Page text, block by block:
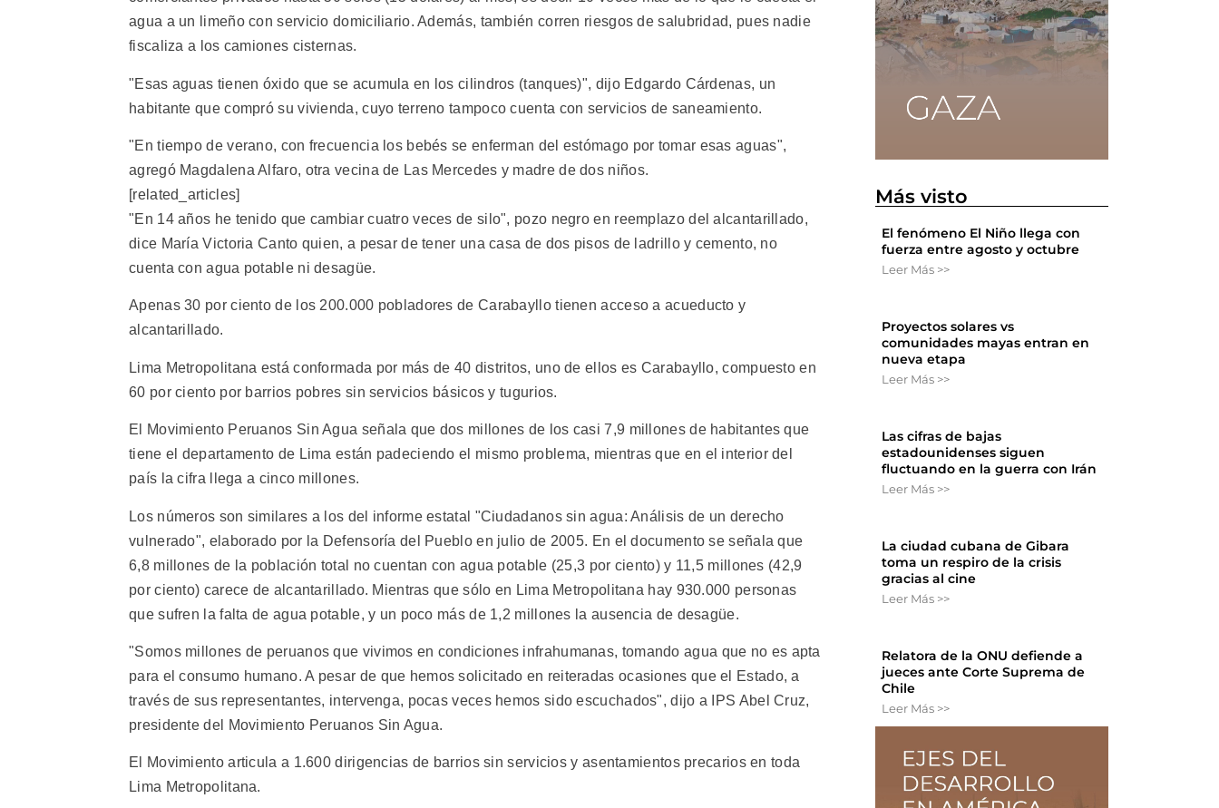
agua a un limeño con servicio domiciliario. Además, también corren riesgos de salubridad, pues nadie
fiscaliza a los camiones cisternas.
"Esas aguas tienen óxido que se acumula en los cilindros (tanques)", dijo Edgardo Cárdenas, un
habitante que compró su vivienda, cuyo terreno tampoco cuenta con servicios de saneamiento.
"En tiempo de verano, con frecuencia los bebés se enferman del estómago por tomar esas aguas",
agregó Magdalena Alfaro, otra vecina de Las Mercedes y madre de dos niños.
[related_articles]
"En 14 años he tenido que cambiar cuatro veces de silo", pozo negro en reemplazo del alcantarillado,
dice María Victoria Canto quien, a pesar de tener una casa de dos pisos de ladrillo y cemento, no
cuenta con agua potable ni desagüe.
Apenas 30 por ciento de los 200.000 pobladores de Carabayllo tienen acceso a acueducto y
alcantarillado.
Lima Metropolitana está conformada por más de 40 distritos, uno de ellos es Carabayllo, compuesto en
60 por ciento por barrios pobres sin servicios básicos y tugurios.
El Movimiento Peruanos Sin Agua señala que dos millones de los casi 7,9 millones de habitantes que
tiene el departamento de Lima están padeciendo el mismo problema, mientras que en el interior del
país la cifra llega a cinco millones.
Los números son similares a los del informe estatal "Ciudadanos sin agua: Análisis de un derecho
vulnerado", elaborado por la Defensoría del Pueblo en julio de 2005. En el documento se señala que
6,8 millones de la población total no cuentan con agua potable (25,3 por ciento) y 11,5 millones (42,9
por ciento) carece de alcantarillado. Mientras que sólo en Lima Metropolitana hay 930.000 personas
que sufren la falta de agua potable, y un poco más de 1,2 millones la ausencia de desagüe.
"Somos millones de peruanos que vivimos en condiciones infrahumanas, tomando agua que no es apta
para el consumo humano. A pesar de que hemos solicitado en reiteradas ocasiones que el Estado, a
través de sus representantes, intervenga, pocas veces hemos sido escuchados", dijo a IPS Abel Cruz,
presidente del Movimiento Peruanos Sin Agua.
El Movimiento articula a 1.600 dirigencias de barrios sin servicios y asentamientos precarios en toda
Lima Metropolitana.
Más visto
El fenómeno El Niño llega con
fuerza entre agosto y octubre
Leer Más >>
Proyectos solares vs
comunidades mayas entran en
nueva etapa
Leer Más >>
Las cifras de bajas
estadounidenses siguen
fluctuando en la guerra con Irán
Leer Más >>
La ciudad cubana de Gibara
toma un respiro de la crisis
gracias al cine
Leer Más >>
Relatora de la ONU defiende a
jueces ante Corte Suprema de
Chile
Leer Más >>